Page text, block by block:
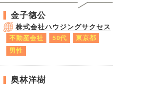
金子徳公
株式会社ハウジングサクセス
不動産会社 50代
東京都
男性
奥林洋樹